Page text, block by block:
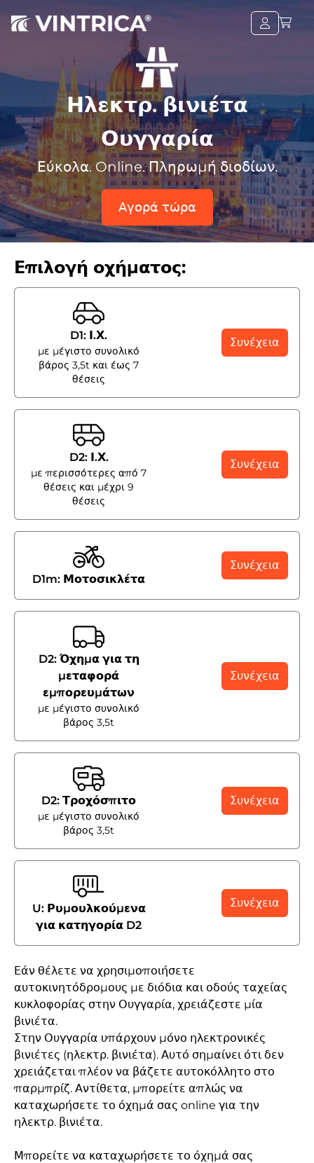
Ηλεκτρ. βινιέτα
Ουγγαρία
Εύκολα. Online. Πληρωμή διοδίων.
Αγορά τώρα
Εάν θέλετε να χρησιμοποιήσετε
αυτοκινητόδρομους με διόδια και οδούς ταχείας
κυκλοφορίας στην Ουγγαρία, χρειάζεστε μία
βινιέτα.
Στην Ουγγαρία υπάρχουν μόνο ηλεκτρονικές
βινιέτες (ηλεκτρ. βινιέτα). Αυτό σημαίνει ότι δεν
χρειάζεται πλέον να βάζετε αυτοκόλλητο στο
παρμπρίζ. Αντίθετα, μπορείτε απλώς να
καταχωρήσετε το όχημά σας online για την
ηλεκτρ. βινιέτα.
Μπορείτε να καταχωρήσετε το όχημά σας
Επιλογή οχήματος:
D1: Ι.Χ.
με μέγιστο συνολικό
βάρος 3,5t και έως 7
θέσεις
Συνέχεια
D2: Ι.Χ.
με περισσότερες από 7
θέσεις και μέχρι 9
θέσεις
Συνέχεια
D1m: Μοτοσικλέτα
Συνέχεια
D2: Όχημα για τη
μεταφορά
εμπορευμάτων
με μέγιστο συνολικό
βάρος 3,5t
Συνέχεια
D2: Τροχόσπιτο
με μέγιστο συνολικό
βάρος 3,5t
Συνέχεια
U: Ρυμουλκούμενα
για κατηγορία D2
Συνέχεια